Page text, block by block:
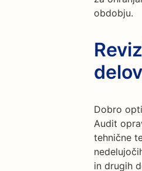
obdobju.
Dobro
Audit
tehnične
in drugih